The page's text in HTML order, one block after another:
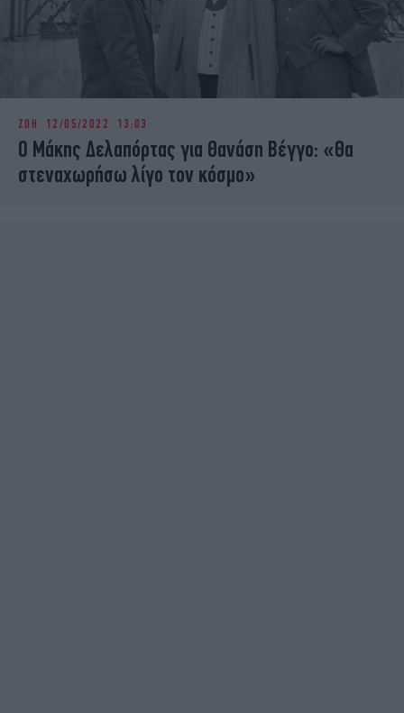
ΖΩΗ 12/05/2022 13:03
Ο Μάκης Δελαπόρτας για Θανάση Βέγγο: «Θα
στεναχωρήσω λίγο τον κόσμο»